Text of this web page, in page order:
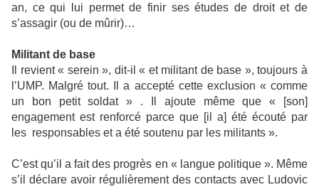
an, ce qui lui permet de finir ses études de droit et de
s’assagir (ou de mûrir)…
Militant de base
Il revient « serein », dit-il « et militant de base », toujours à
l’UMP. Malgré tout. Il a accepté cette exclusion « comme
un bon petit soldat » . Il ajoute même que « [son]
engagement est renforcé parce que [il a] été écouté par
les responsables et a été soutenu par les militants ».
C’est qu’il a fait des progrès en « langue politique ». Même
s’il déclare avoir régulièrement des contacts avec Ludovic